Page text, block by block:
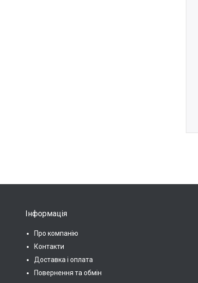
Інформація
Про компанію
Контакти
Доставка і оплата
Повернення та обмін